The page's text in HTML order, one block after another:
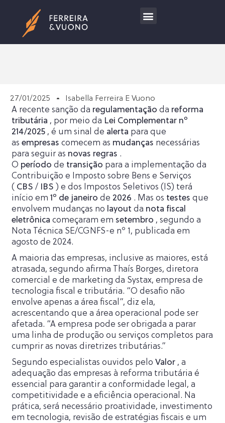
27/01/2025 Isabella Ferreira E Vuono
A recente sanção da regulamentação da reforma
tributária , por meio da Lei Complementar nº
214/2025 , é um sinal de alerta para que
as empresas comecem as mudanças necessárias
para seguir as novas regras .
O período de transição para a implementação da
Contribuição e Imposto sobre Bens e Serviços
( CBS / IBS ) e dos Impostos Seletivos (IS) terá
início em 1º de janeiro de 2026 . Mas os testes que
envolvem mudanças no layout da nota fiscal
eletrônica começaram em setembro , segundo a
Nota Técnica SE/CGNFS-e nº 1, publicada em
agosto de 2024.
A maioria das empresas, inclusive as maiores, está
atrasada, segundo afirma Thaís Borges, diretora
comercial e de marketing da Systax, empresa de
tecnologia fiscal e tributária. “O desafio não
envolve apenas a área fiscal”, diz ela,
acrescentando que a área operacional pode ser
afetada. “A empresa pode ser obrigada a parar
uma linha de produção ou serviços completos para
cumprir as novas diretrizes tributárias.”
Segundo especialistas ouvidos pelo Valor , a
adequação das empresas à reforma tributária é
essencial para garantir a conformidade legal, a
competitividade e a eficiência operacional. Na
prática, será necessário proatividade, investimento
em tecnologia, revisão de estratégias fiscais e um